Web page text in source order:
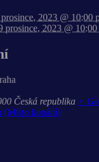
2023 @ 10:00
prosince, 2023 @
Česká republika +
(Místo konání)